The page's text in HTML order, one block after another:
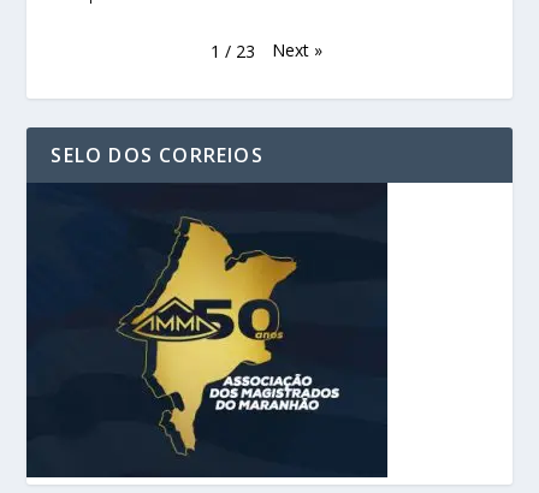
1 / 23 Next »
SELO DOS CORREIOS